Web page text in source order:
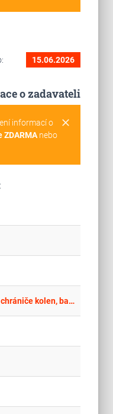
15.06.2026
o zadavateli
clear
informací o
nebo
DVC - doplnění počtu o 330 ks: chrániče kolen, balistické brýle, polní lopatky, čelové svítilny, chemická světla